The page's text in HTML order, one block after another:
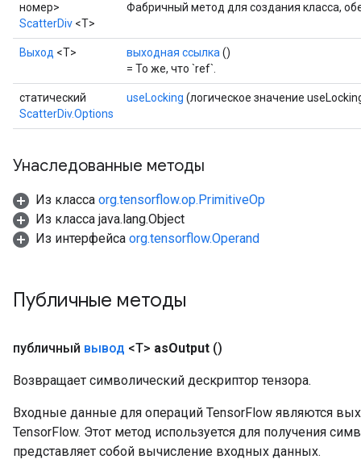
номер>
ScatterDiv <T>
Фабричный метод для создания класса,
Выход <Т> выходная ссылка ()
= То же, что `ref`.
статический
ScatterDiv.Options
useLocking (логическое значение
Унаследованные методы
Из класса org.tensorflow.op.PrimitiveOp
Из класса java.lang.Object
Из интерфейса org.tensorflow.Operand
Публичные методы
публичный вывод <T> asOutput ()
Возвращает символический дескриптор тензора.
Входные данные для операций TensorFlow являются
TensorFlow. Этот метод используется для получения
представляет собой вычисление входных данных.